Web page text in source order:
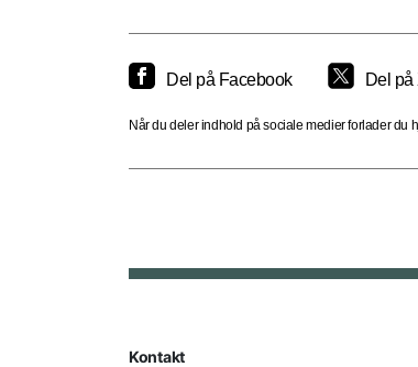
Del på Facebook Del på
Når du deler indhold på sociale medier forlader du
Kontakt